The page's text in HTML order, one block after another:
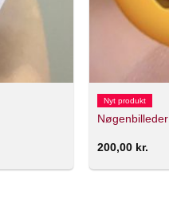
Nyt produkt
Nøgenbilleder
200,00 kr.